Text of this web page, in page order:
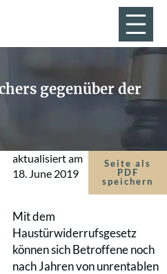
gegenüber der
aktualisiert am
18. June 2019
Seite als
PDF
speichern
Mit dem
Haustürwiderrufsgesetz
können sich Betroffene noch
nach Jahren von unrentablen